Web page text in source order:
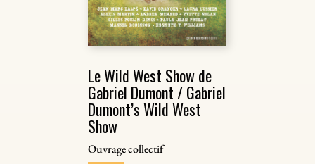
Le Wild West Show de
Gabriel Dumont / Gabriel
Dumont’s Wild West
Show
Ouvrage collectif